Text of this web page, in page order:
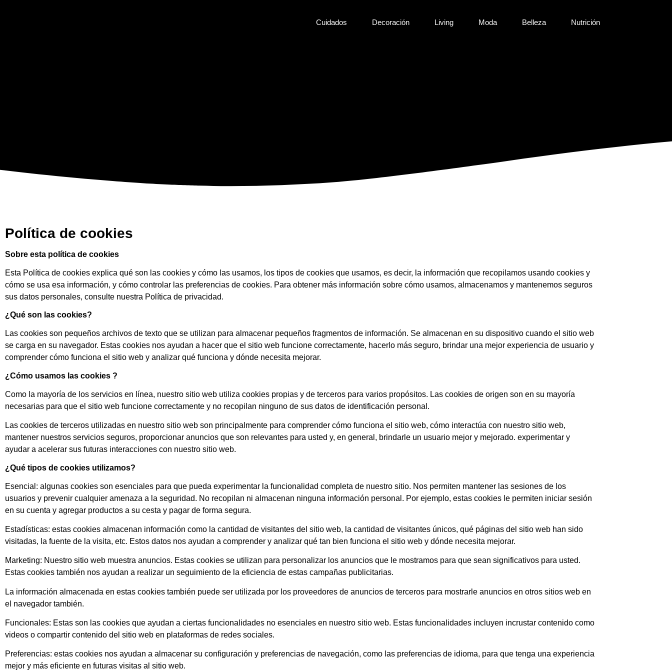
Cuidados Decoración Living Moda Belleza Nutrición
Política de cookies
Sobre esta política de cookies
Esta Política de cookies explica qué son las cookies y cómo las usamos, los tipos de cookies que usamos, es decir, la información que recopilamos usando cookies y
cómo se usa esa información, y cómo controlar las preferencias de cookies. Para obtener más información sobre cómo usamos, almacenamos y mantenemos seguros
sus datos personales, consulte nuestra Política de privacidad.
¿Qué son las cookies?
Las cookies son pequeños archivos de texto que se utilizan para almacenar pequeños fragmentos de información. Se almacenan en su dispositivo cuando el sitio web
se carga en su navegador. Estas cookies nos ayudan a hacer que el sitio web funcione correctamente, hacerlo más seguro, brindar una mejor experiencia de usuario y
comprender cómo funciona el sitio web y analizar qué funciona y dónde necesita mejorar.
¿Cómo usamos las cookies ?
Como la mayoría de los servicios en línea, nuestro sitio web utiliza cookies propias y de terceros para varios propósitos. Las cookies de origen son en su mayoría
necesarias para que el sitio web funcione correctamente y no recopilan ninguno de sus datos de identificación personal.
Las cookies de terceros utilizadas en nuestro sitio web son principalmente para comprender cómo funciona el sitio web, cómo interactúa con nuestro sitio web,
mantener nuestros servicios seguros, proporcionar anuncios que son relevantes para usted y, en general, brindarle un usuario mejor y mejorado. experimentar y
ayudar a acelerar sus futuras interacciones con nuestro sitio web.
¿Qué tipos de cookies utilizamos?
Esencial: algunas cookies son esenciales para que pueda experimentar la funcionalidad completa de nuestro sitio. Nos permiten mantener las sesiones de los
usuarios y prevenir cualquier amenaza a la seguridad. No recopilan ni almacenan ninguna información personal. Por ejemplo, estas cookies le permiten iniciar sesión
en su cuenta y agregar productos a su cesta y pagar de forma segura.
Estadísticas: estas cookies almacenan información como la cantidad de visitantes del sitio web, la cantidad de visitantes únicos, qué páginas del sitio web han sido
visitadas, la fuente de la visita, etc. Estos datos nos ayudan a comprender y analizar qué tan bien funciona el sitio web y dónde necesita mejorar.
Marketing: Nuestro sitio web muestra anuncios. Estas cookies se utilizan para personalizar los anuncios que le mostramos para que sean significativos para usted.
Estas cookies también nos ayudan a realizar un seguimiento de la eficiencia de estas campañas publicitarias.
La información almacenada en estas cookies también puede ser utilizada por los proveedores de anuncios de terceros para mostrarle anuncios en otros sitios web en
el navegador también.
Funcionales: Estas son las cookies que ayudan a ciertas funcionalidades no esenciales en nuestro sitio web. Estas funcionalidades incluyen incrustar contenido como
videos o compartir contenido del sitio web en plataformas de redes sociales.
Preferencias: estas cookies nos ayudan a almacenar su configuración y preferencias de navegación, como las preferencias de idioma, para que tenga una experiencia
mejor y más eficiente en futuras visitas al sitio web.